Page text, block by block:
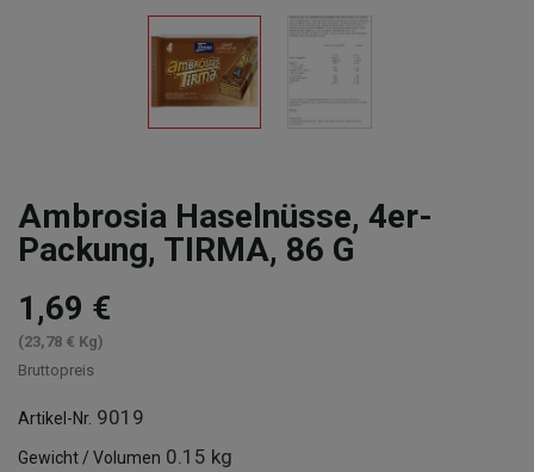
Ambrosia Haselnüsse, 4er-
Packung, TIRMA, 86 G
1,69 €
(23,78 € Kg)
Bruttopreis
Artikel-Nr. 9019
Gewicht / Volumen 0.15 kg